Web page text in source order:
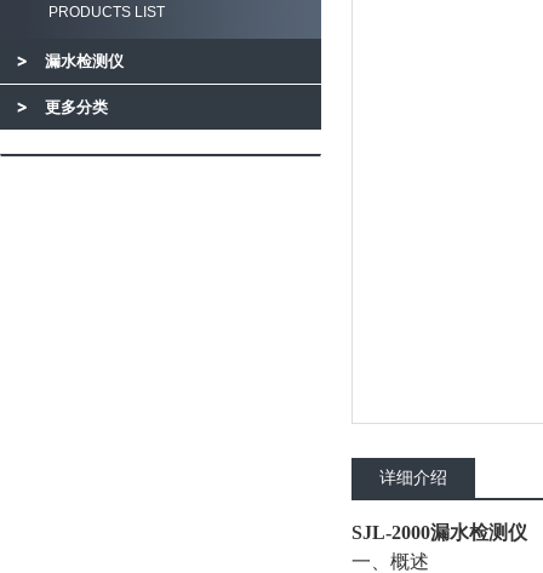
PRODUCTS LIST
漏水检测仪
更多分类
详细介绍
SJL-2000漏水检测仪
一、概述